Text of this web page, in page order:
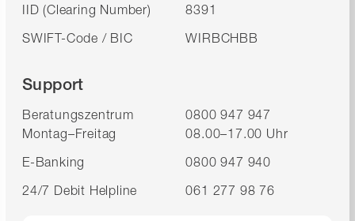
IID (Clearing Number)
8391
SWIFT-Code / BIC
WIRBCHBB
Support
Beratungszentrum
0800 947 947
Montag–Freitag
08.00–17.00 Uhr
E-Banking
0800 947 940
24/7 Debit Helpline
061 277 98 76